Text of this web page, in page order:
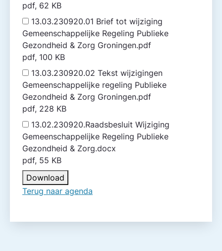
pdf, 62 KB
13.03.230920.01 Brief tot wijziging
Gemeenschappelijke Regeling Publieke
Gezondheid & Zorg Groningen.pdf
pdf, 100 KB
13.03.230920.02 Tekst wijzigingen
Gemeenschappelijke regeling Publieke
Gezondheid & Zorg Groningen.pdf
pdf, 228 KB
13.02.230920.Raadsbesluit Wijziging
Gemeenschappelijke Regeling Publieke
Gezondheid & Zorg.docx
pdf, 55 KB
Download
Terug naar agenda